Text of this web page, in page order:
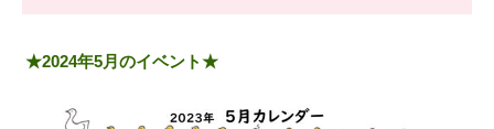
★2024年5月のイベント★